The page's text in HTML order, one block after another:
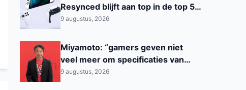
Resynced blijft aan top in de top 5
van week 30 in België
9 augustus, 2026
Miyamoto: “gamers geven niet
veel meer om specificaties van
hardware”
9 augustus, 2026